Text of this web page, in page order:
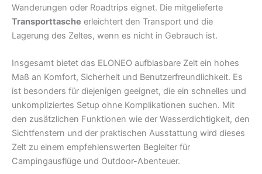
Wanderungen oder Roadtrips eignet. Die mitgelieferte
Transporttasche erleichtert den Transport und die
Lagerung des Zeltes, wenn es nicht in Gebrauch ist.
Insgesamt bietet das ELONEO aufblasbare Zelt ein hohes
Maß an Komfort, Sicherheit und Benutzerfreundlichkeit. Es
ist besonders für diejenigen geeignet, die ein schnelles und
unkompliziertes Setup ohne Komplikationen suchen. Mit
den zusätzlichen Funktionen wie der Wasserdichtigkeit, den
Sichtfenstern und der praktischen Ausstattung wird dieses
Zelt zu einem empfehlenswerten Begleiter für
Campingausflüge und Outdoor-Abenteuer.